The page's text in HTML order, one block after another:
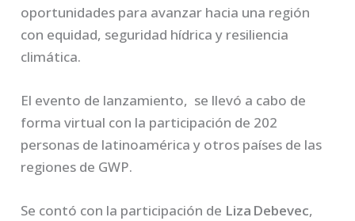
oportunidades para avanzar hacia una región
con equidad, seguridad hídrica y resiliencia
climática.
El evento de lanzamiento, se llevó a cabo de
forma virtual con la participación de 202
personas de latinoamérica y otros países de las
regiones de GWP.
Se contó con la participación de Liza Debevec,